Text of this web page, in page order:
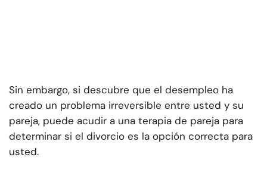
Sin embargo, si descubre que el desempleo ha
creado un problema irreversible entre usted y su
pareja, puede acudir a una terapia de pareja para
determinar si el divorcio es la opción correcta para
usted.